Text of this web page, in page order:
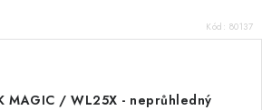
Kód: 80137
MAGIC / WL25X - neprůhledný